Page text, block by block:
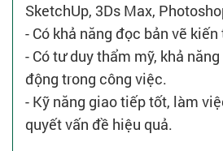
SketchUp, 3Ds Max,
- Có khả năng đọc bản vẽ kiến
- Có tư duy thẩm mỹ, khả
động trong công việc.
- Kỹ năng giao tiếp tốt, làm
quyết vấn đề hiệu quả.